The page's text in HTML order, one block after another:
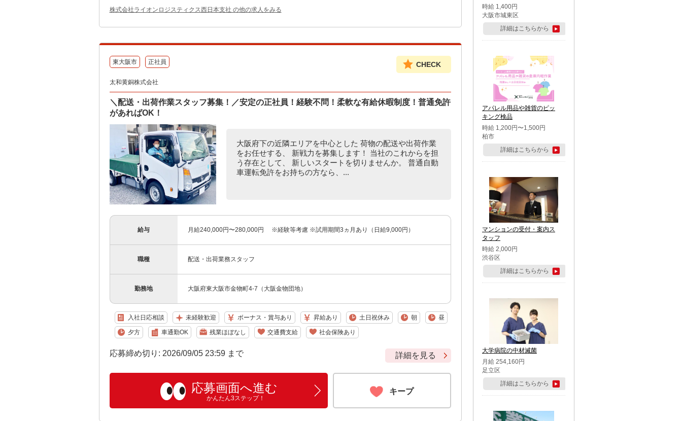
株式会社ライオンロジスティクス西日本支社 の他の求人をみる
東大阪市 正社員 CHECK
太和黄銅株式会社
＼配送・出荷作業スタッフ募集！／安定の正社員！経験不問！柔軟な有給休暇制度！普通免許
があればOK！
大阪府下の近隣エリアを中心とした 荷物の配送や出荷作業
をお任せする、 新戦力を募集します！ 当社のこれからを担
う存在として、 新しいスタートを切りませんか。 普通自動
車運転免許をお持ちの方なら、...
給与 月給240,000円〜280,000円 ※経験等考慮 ※試用期間3ヵ月あり（日給9,000円）
職種 配送・出荷業務スタッフ
勤務地 大阪府東大阪市金物町4-7（大阪金物団地）
入社日応相談 未経験歓迎 ボーナス・賞与あり 昇給あり 土日祝休み 朝 昼
夕方 車通勤OK 残業ほぼなし 交通費支給 社会保険あり
応募締め切り: 2026/09/05 23:59 まで 詳細を見る
応募画面へ進む
かんたん3ステップ！
キープ
時給 1,400円
大阪市城東区
詳細はこちらから
アパレル用品や雑貨のピッ
キング検品
時給 1,200円〜1,500円
柏市
詳細はこちらから
マンションの受付・案内ス
タッフ
時給 2,000円
渋谷区
詳細はこちらから
大学病院の中材滅菌
月給 254,160円
足立区
詳細はこちらから